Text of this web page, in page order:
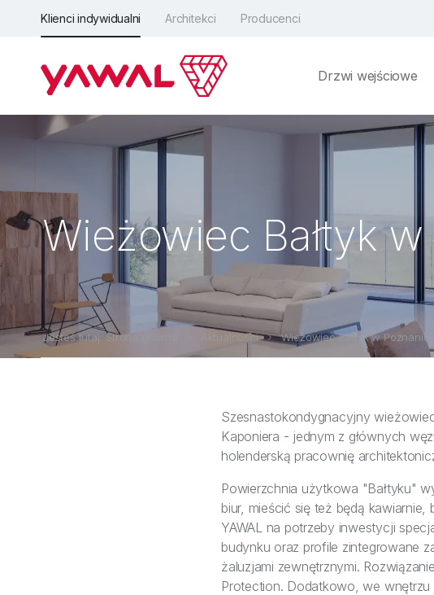
Klienci indywidualni Architekci Producenci
Drzwi wejściowe
Wieżowiec Bałtyk
Jesteś tutaj: Strona główna Aktualności Wieżowiec Bałtyk w Poznaniu
Szesnastokondygnacyjny
Kaponiera - jednym z głównych
holenderską pracownię
Powierzchnia użytkowa "Bałtyku"
biur, mieścić się też będą
YAWAL na potrzeby inwestycji
budynku oraz profile zintegrowane
żaluzjami zewnętrznymi.
Protection. Dodatkowo, we